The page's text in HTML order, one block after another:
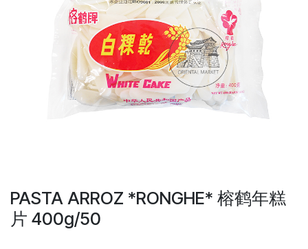
PASTA ARROZ *RONGHE* 榕鹤年糕
片 400g/50